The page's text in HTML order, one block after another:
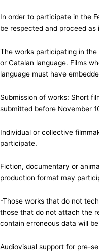
In order to participate in the
be respected and proceed as
The works participating in the
or Catalan language. Films
language must have
Submission of works: Short
submitted before November
Individual or collective
participate.
Fiction, documentary or
production format may
-Those works that do not
those that do not attach the
contain erroneous data will
Audiovisual support for pre-